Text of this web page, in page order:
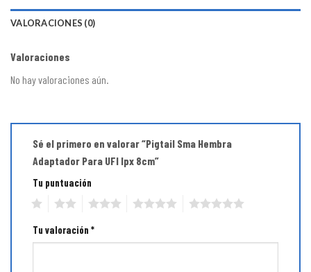
VALORACIONES (0)
Valoraciones
No hay valoraciones aún.
Sé el primero en valorar “Pigtail Sma Hembra
Adaptador Para UFl Ipx 8cm”
Tu puntuación
Tu valoración *